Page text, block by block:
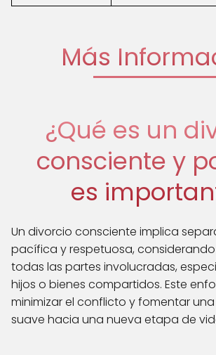
Más
¿Qué es un
consciente y
es
Un divorcio consciente implica
pacífica y respetuosa,
todas las partes involucradas,
hijos o bienes compartidos. Este
minimizar el conflicto y fomentar
suave hacia una nueva etapa de